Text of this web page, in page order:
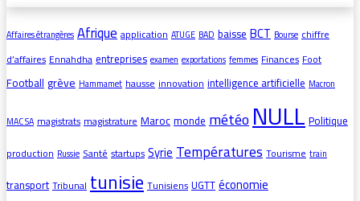
Affaires étrangères Afriqueapplication ATUGE BAD baisseBCT Bourse chiffre
d’affairesEnnahdhaentreprises examen exportations femmes FinancesFoot
Footballgrève Hammamet hausseinnovationintelligence artificielle Macron
MAC SA magistratsmagistratureMarocmondemétéoNULLPolitique
production Russie SantéstartupsSyrieTempératuresTourisme train
transportTribunaltunisieTunisiensUGTTéconomie